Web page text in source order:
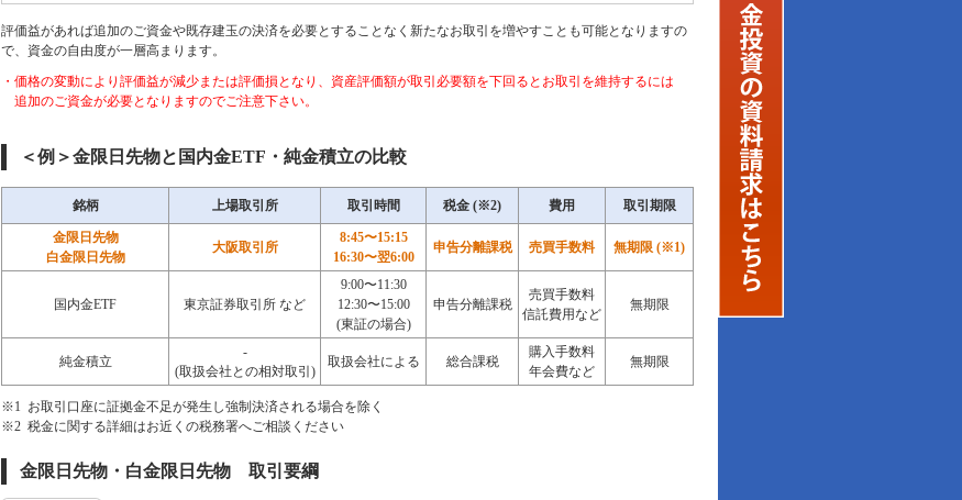
評価益があれば追加のご資金や既存建玉の決済を必要とすることなく新たなお取引を増やすことも可能となりますの
で、資金の自由度が一層高まります。
・価格の変動により評価益が減少または評価損となり、資産評価額が取引必要額を下回るとお取引を維持するには
追加のご資金が必要となりますのでご注意下さい。
＜例＞金限日先物と国内金ETF・純金積立の比較
銘柄 上場取引所 取引時間 税金 (※2) 費用 取引期限
金限日先物
白金限日先物
大阪取引所
8:45〜15:15
16:30〜翌6:00
申告分離課税 売買手数料 無期限 (※1)
国内金ETF 東京証券取引所 など
9:00〜11:30
12:30〜15:00
(東証の場合)
申告分離課税
売買手数料
信託費用など
無期限
純金積立
-
(取扱会社との相対取引)
取扱会社による 総合課税
購入手数料
年会費など
無期限
※1 お取引口座に証拠金不足が発生し強制決済される場合を除く
※2 税金に関する詳細はお近くの税務署へご相談ください
金限日先物・白金限日先物 取引要綱